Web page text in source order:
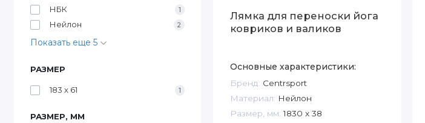
НБК 1
Нейлон 2
Показать еще 5
РАЗМЕР
183 х 61 1
РАЗМЕР, ММ
Лямка для переноски йога
ковриков и валиков
Основные характеристики:
Бренд: Centrsport
Материал: Нейлон
Размер, мм: 1830 х 38